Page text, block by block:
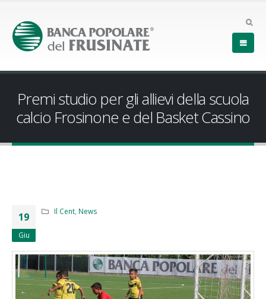
Premi studio per gli allievi della scuola
calcio Frosinone e del Basket Cassino
19
Giu
Il Cent, News